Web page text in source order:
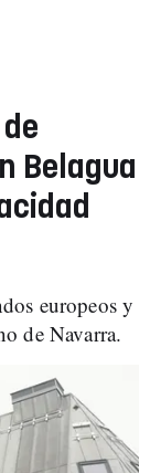
Belagua
europeos y
de Navarra.